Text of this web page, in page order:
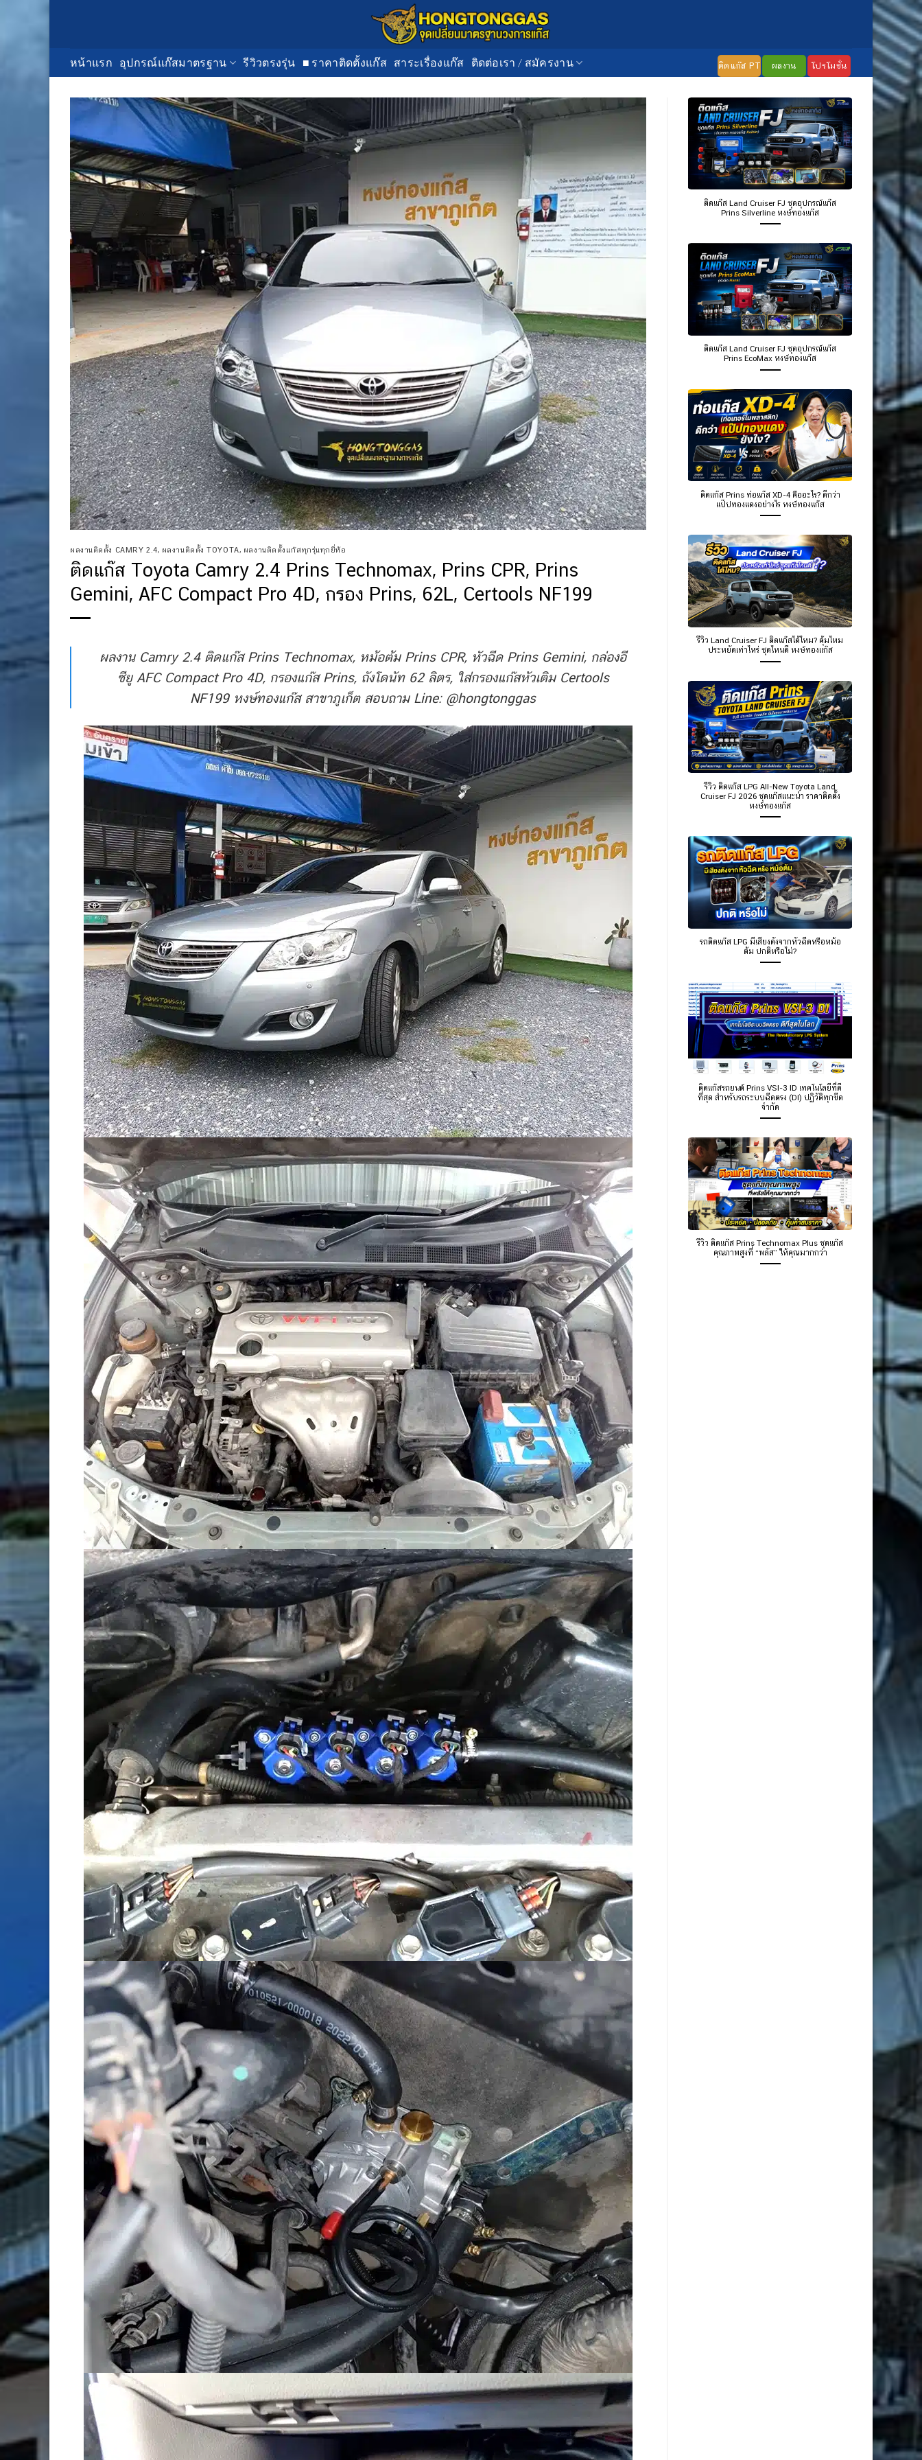
หน้าแรก
อุปกรณ์แก๊สมาตรฐาน รีวิวตรงรุ่น ■ ราคาติดตั้งแก๊ส สาระเรื่องแก๊ส ติดต่อเรา / สมัครงาน ติดแก๊ส PT ผลงาน โปรโมชั่น
ผลงานติดตั้ง CAMRY 2.4, ผลงานติดตั้ง TOYOTA, ผลงานติดตั้งแก๊สทุกรุ่นทุกยี่ห้อ
ติดแก๊ส Toyota Camry 2.4 Prins Technomax, Prins CPR, Prins
Gemini, AFC Compact Pro 4D, กรอง Prins, 62L, Certools NF199
ผลงาน Camry 2.4 ติดแก๊ส Prins Technomax, หม้อต้ม Prins CPR, หัวฉีด Prins Gemini, กล่องอี
ซียู AFC Compact Pro 4D, กรองแก๊ส Prins, ถังโดนัท 62 ลิตร, ใส่กรองแก๊สหัวเติม Certools
NF199 หงษ์ทองแก๊ส สาขาภูเก็ต สอบถาม Line: @hongtonggas
ติดแก๊ส Land Cruiser FJ ชุดอุปกรณ์แก๊ส
Prins Silverline หงษ์ทองแก๊ส
ติดแก๊ส Land Cruiser FJ ชุดอุปกรณ์แก๊ส
Prins EcoMax หงษ์ทองแก๊ส
ติดแก๊ส Prins ท่อแก๊ส XD-4 คืออะไร? ดีกว่า
แป๊ปทองแดงอย่างไร หงษ์ทองแก๊ส
รีวิว Land Cruiser FJ ติดแก๊สได้ไหม? คุ้มไหม
ประหยัดเท่าไหร่ ชุดไหนดี หงษ์ทองแก๊ส
รีวิว ติดแก๊ส LPG All-New Toyota Land
Cruiser FJ 2026 ชุดแก๊สแนะนำ ราคาติดตั้ง
หงษ์ทองแก๊ส
รถติดแก๊ส LPG มีเสียงดังจากหัวฉีดหรือหม้อ
ต้ม ปกติหรือไม่?
ติดแก๊สรถยนต์ Prins VSI-3 ID เทคโนโลยีที่ดี
ที่สุด สำหรับรถระบบฉีดตรง (DI) ปฏิวัติทุกขีด
จำกัด
รีวิว ติดแก๊ส Prins Technomax Plus ชุดแก๊ส
คุณภาพสูงที่ “พลัส” ให้คุณมากกว่า